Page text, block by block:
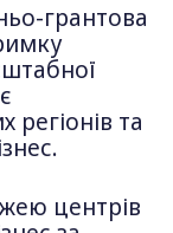
грантова
та
центрів